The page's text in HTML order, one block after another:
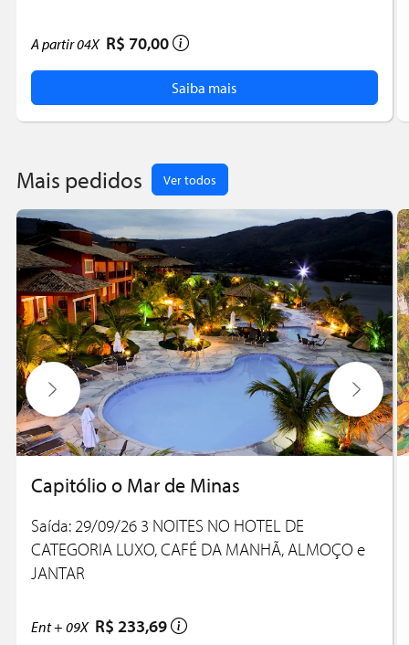
A partir04X R$ 70,00
Saiba mais
Mais pedidos Ver todos
Capitólio o Mar de Minas
Saída: 29/09/26 3 NOITES NO HOTEL DE
CATEGORIA LUXO, CAFÉ DA MANHÃ, ALMOÇO e
JANTAR
Ent + 09X R$ 233,69